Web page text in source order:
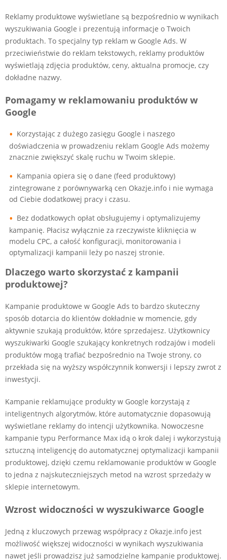
Reklamy produktowe wyświetlane są bezpośrednio w wynikach
wyszukiwania Google i prezentują informacje o Twoich
produktach. To specjalny typ reklam w Google Ads. W
przeciwieństwie do reklam tekstowych, reklamy produktów
wyświetlają zdjęcia produktów, ceny, aktualna promocje, czy
dokładne nazwy.
Pomagamy w reklamowaniu produktów w
Google
• Korzystając z dużego zasięgu Google i naszego
doświadczenia w prowadzeniu reklam Google Ads możemy
znacznie zwiększyć skalę ruchu w Twoim sklepie.
• Kampania opiera się o dane (feed produktowy)
zintegrowane z porównywarką cen Okazje.info i nie wymaga
od Ciebie dodatkowej pracy i czasu.
• Bez dodatkowych opłat obsługujemy i optymalizujemy
kampanię. Płacisz wyłącznie za rzeczywiste kliknięcia w
modelu CPC, a całość konfiguracji, monitorowania i
optymalizacji kampanii leży po naszej stronie.
Dlaczego warto skorzystać z kampanii
produktowej?
Kampanie produktowe w Google Ads to bardzo skuteczny
sposób dotarcia do klientów dokładnie w momencie, gdy
aktywnie szukają produktów, które sprzedajesz. Użytkownicy
wyszukiwarki Google szukający konkretnych rodzajów i modeli
produktów mogą trafiać bezpośrednio na Twoje strony, co
przekłada się na wyższy współczynnik konwersji i lepszy zwrot z
inwestycji.
Kampanie reklamujące produkty w Google korzystają z
inteligentnych algorytmów, które automatycznie dopasowują
wyświetlane reklamy do intencji użytkownika. Nowoczesne
kampanie typu Performance Max idą o krok dalej i wykorzystują
sztuczną inteligencję do automatycznej optymalizacji kampanii
produktowej, dzięki czemu reklamowanie produktów w Google
to jedna z najskuteczniejszych metod na wzrost sprzedaży w
sklepie internetowym.
Wzrost widoczności w wyszukiwarce Google
Jedną z kluczowych przewag współpracy z Okazje.info jest
możliwość większej widoczności w wynikach wyszukiwania
nawet jeśli prowadzisz już samodzielne kampanie produktowej.